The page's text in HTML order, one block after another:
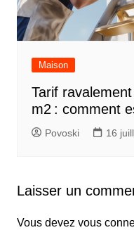
Maison
Tarif
m2 : comment
Povoski 16
Laisser un
Vous devez vous